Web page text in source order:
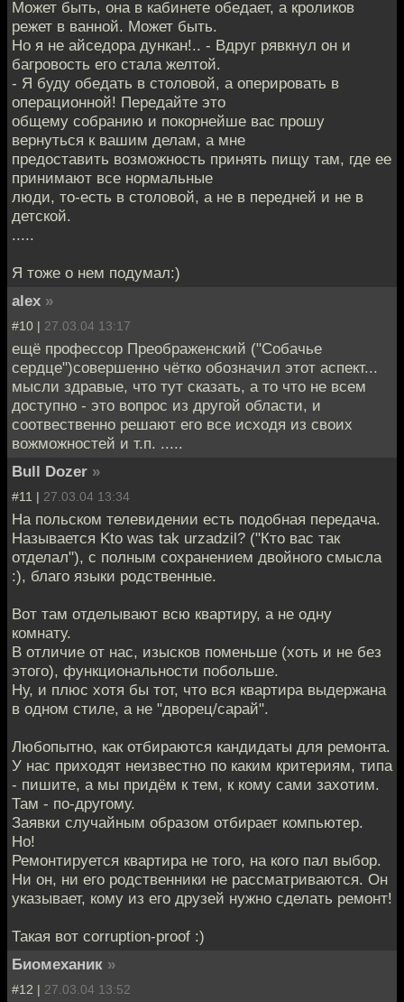
Может быть, она в кабинете обедает, а кроликов
режет в ванной. Может быть.
Но я не айседора дункан!.. - Вдруг рявкнул он и
багровость его стала желтой.
- Я буду обедать в столовой, а оперировать в
операционной! Передайте это
общему собранию и покорнейше вас прошу
вернуться к вашим делам, а мне
предоставить возможность принять пищу там, где ее
принимают все нормальные
люди, то-есть в столовой, а не в передней и не в
детской.
.....
Я тоже о нем подумал:)
alex »
#10 | 27.03.04 13:17
ещё профессор Преображенский ("Собачье
сердце")совершенно чётко обозначил этот аспект...
мысли здравые, что тут сказать, а то что не всем
доступно - это вопрос из другой области, и
соотвественно решают его все исходя из своих
вожможностей и т.п. .....
Bull Dozer »
#11 | 27.03.04 13:34
На польском телевидении есть подобная передача.
Называется Kto was tak urzadzil? ("Кто вас так
отделал"), с полным сохранением двойного смысла
:), благо языки родственные.
Вот там отделывают всю квартиру, а не одну
комнату.
В отличие от нас, изысков поменьше (хоть и не без
этого), функциональности побольше.
Ну, и плюс хотя бы тот, что вся квартира выдержана
в одном стиле, а не "дворец/сарай".
Любопытно, как отбираются кандидаты для ремонта.
У нас приходят неизвестно по каким критериям, типа
- пишите, а мы придём к тем, к кому сами захотим.
Там - по-другому.
Заявки случайным образом отбирает компьютер.
Но!
Ремонтируется квартира не того, на кого пал выбор.
Ни он, ни его родственники не рассматриваются. Он
указывает, кому из его друзей нужно сделать ремонт!
Такая вот corruption-proof :)
Биомеханик »
#12 | 27.03.04 13:52